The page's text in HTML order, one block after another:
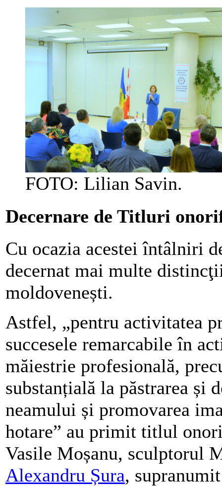
FOTO: Lilian Savin.
Decernare de Titluri
Cu ocazia acestei întâlniri
decernat mai multe
moldovenești.
Astfel, „pentru activitatea
succesele remarcabile în
măiestrie profesională,
substanțială la păstrarea și
neamului și promovarea
hotare” au primit titlul
Vasile Moșanu, sculptorul
Alexandru Șura,